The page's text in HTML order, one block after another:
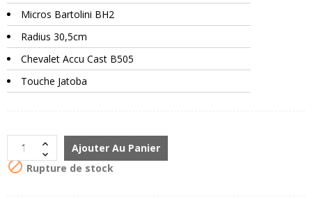
Micros Bartolini BH2
Radius 30,5cm
Chevalet Accu Cast B505
Touche Jatoba
Ajouter Au Panier
 Rupture de stock